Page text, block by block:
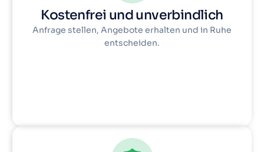
Kostenfrei und unverbindlich
Anfrage stellen, Angebote erhalten und in Ruhe
entscheiden.